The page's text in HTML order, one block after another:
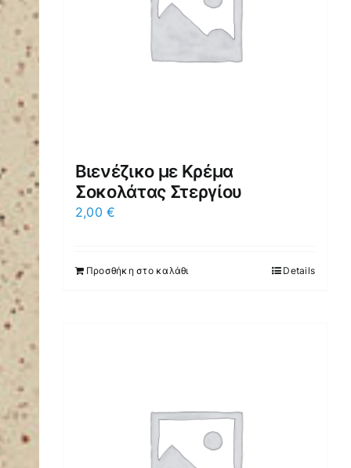
Βιενέζικο με Κρέμα
Σοκολάτας Στεργίου
2,00€
Προσθήκη στο καλάθι Details